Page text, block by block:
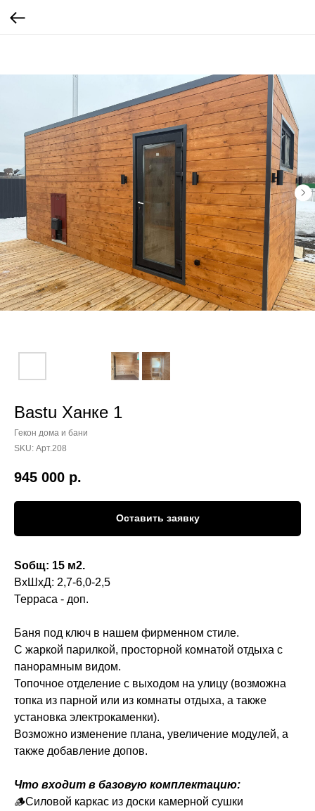
Bastu Ханке 1
Гекон дома и бани
SKU: Арт.208
945 000 р.
Оставить заявку
Sобщ: 15 м2.
ВхШхД: 2,7-6,0-2,5
Терраса - доп.
Баня под ключ в нашем фирменном стиле.
С жаркой парилкой, просторной комнатой отдыха с
панорамным видом.
Топочное отделение с выходом на улицу (возможна
топка из парной или из комнаты отдыха, а также
установка электрокаменки).
Возможно изменение плана, увеличение модулей, а
также добавление допов.
Что входит в базовую комплектацию:
🪵Силовой каркас из доски камерной сушки